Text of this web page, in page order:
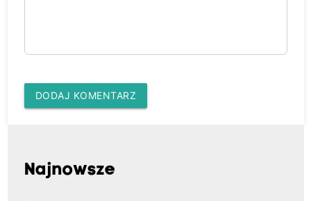
DODAJ KOMENTARZ
Najnowsze